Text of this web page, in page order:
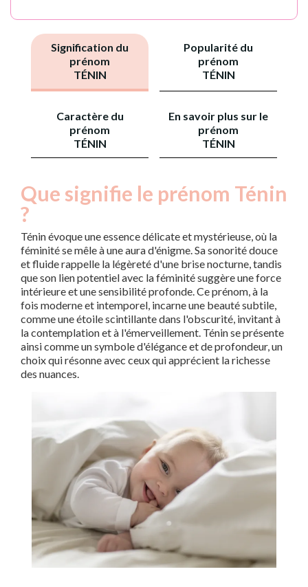
Signification du
prénom
TÉNIN
Popularité du
prénom
TÉNIN
Caractère du
prénom
TÉNIN
En savoir plus sur le
prénom
TÉNIN
Que signifie le prénom Ténin
?
Ténin évoque une essence délicate et mystérieuse, où la
féminité se mêle à une aura d'énigme. Sa sonorité douce
et fluide rappelle la légèreté d'une brise nocturne, tandis
que son lien potentiel avec la féminité suggère une force
intérieure et une sensibilité profonde. Ce prénom, à la
fois moderne et intemporel, incarne une beauté subtile,
comme une étoile scintillante dans l'obscurité, invitant à
la contemplation et à l'émerveillement. Ténin se présente
ainsi comme un symbole d'élégance et de profondeur, un
choix qui résonne avec ceux qui apprécient la richesse
des nuances.